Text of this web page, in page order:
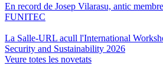
En record de Josep Vilarasu, antic
FUNITEC
La Salle-URL acull l'International
Security and Sustainability 2026
Veure totes les novetats